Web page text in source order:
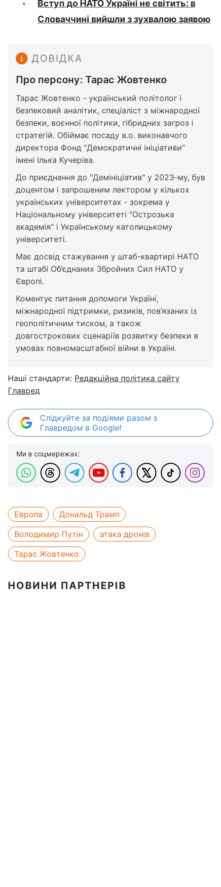
Вступ до НАТО Україні не світить: в
Словаччині вийшли з зухвалою заявою
ДОВІДКА
Про персону: Тарас Жовтенко
Тарас Жовтенко - український політолог і
безпековий аналітик, спеціаліст з міжнародної
безпеки, воєнної політики, гібридних загроз і
стратегій. Обіймає посаду в.о. виконавчого
директора Фонд "Демократичні ініціативи"
імені Ілька Кучеріва.
До приєднання до "Демініціатив" у 2023-му, був
доцентом і запрошеним лектором у кількох
українських університетах - зокрема у
Національному університеті "Острозька
академія" і Українському католицькому
університеті.
Має досвід стажування у штаб-квартирі НАТО
та штабі Об’єднаних Збройних Сил НАТО у
Європі.
Коментує питання допомоги Україні,
міжнародної підтримки, ризиків, пов’язаних із
геополітичним тиском, а також
довгострокових сценаріїв розвитку безпеки в
умовах повномасштабної війни в Україні.
Наші стандарти: Редакційна політика сайту
Главред
Слідкуйте за подіями разом з
Главредом в Google!
Ми в соцмережах:
Европа
Дональд Трамп
Володимир Путін
атака дронів
Тарас Жовтенко
НОВИНИ ПАРТНЕРІВ